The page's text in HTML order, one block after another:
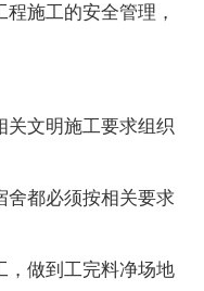
施工的安全管理，
关文明施工要求组织
舍都必须按相关要求
，做到工完料净场地